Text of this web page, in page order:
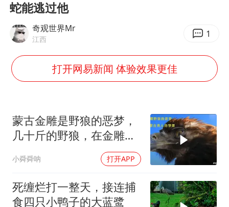
武契奇：欧洲已处于大战边缘
无锡降雨量冲至全国第一
下党之路
蛇能逃过他
奇观世界Mr
江西 1
打开网易新闻 体验效果更佳
蒙古金雕是野狼的恶梦，
几十斤的野狼，在金雕爪
小舜舜呐 打开APP
死缠烂打一整天，接连捕
食四只小鸭子的大蓝鹭